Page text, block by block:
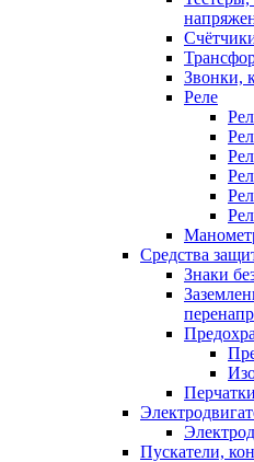
Звонки,
Реле
Средства
Знаки
Пускатели,